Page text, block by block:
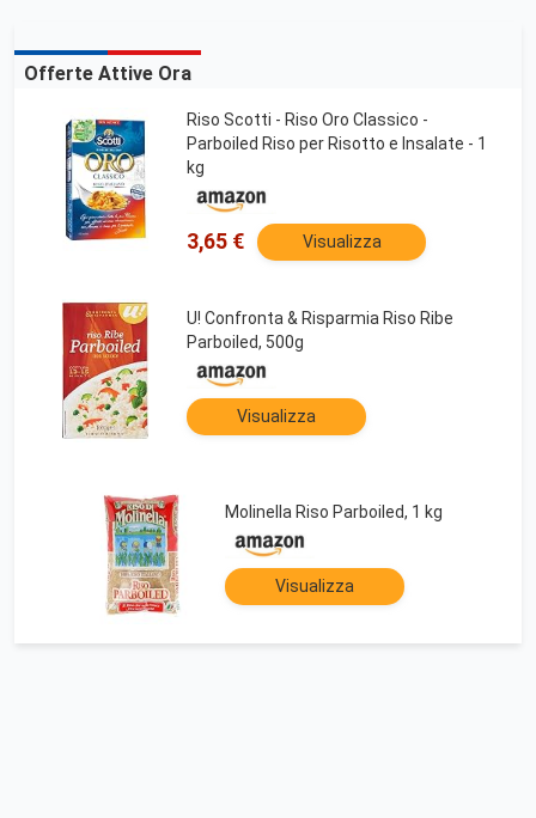
Offerte Attive Ora
Riso Scotti - Riso Oro Classico -
Parboiled Riso per Risotto e Insalate - 1
kg
3,65 € Visualizza
U! Confronta & Risparmia Riso Ribe
Parboiled, 500g
Visualizza
Molinella Riso Parboiled, 1 kg
Visualizza